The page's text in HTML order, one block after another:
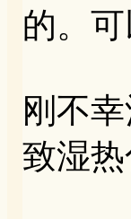
的。
刚不
致湿热